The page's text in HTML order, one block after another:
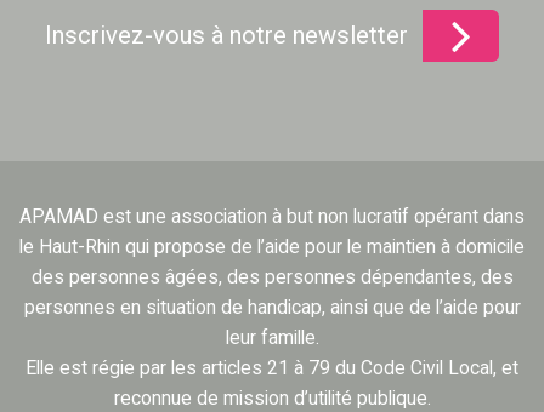
Inscrivez-vous à notre newsletter
APAMAD est une association à but non lucratif opérant dans
le Haut-Rhin qui propose de l’aide pour le maintien à domicile
des personnes âgées, des personnes dépendantes, des
personnes en situation de handicap, ainsi que de l’aide pour
leur famille.
Elle est régie par les articles 21 à 79 du Code Civil Local, et
reconnue de mission d’utilité publique.